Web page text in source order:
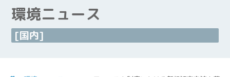
環境ニュース
[国内]